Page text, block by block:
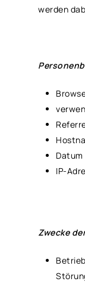
werden
IP-
Zwecke